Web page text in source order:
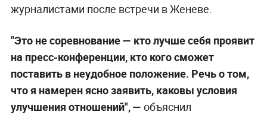
журналистами после встречи в Женеве.
"Это не соревнование — кто лучше себя проявит
на пресс-конференции, кто кого сможет
поставить в неудобное положение. Речь о том,
что я намерен ясно заявить, каковы условия
улучшения отношений", — объяснил